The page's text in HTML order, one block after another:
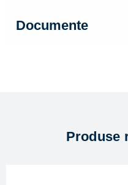
Documente
Produse